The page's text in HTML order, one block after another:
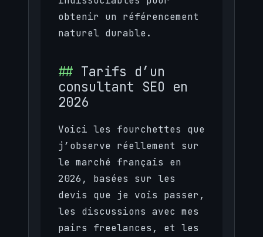
obtenir un référencement
naturel durable.
Tarifs d’un
consultant SEO en
2026
Voici les fourchettes que
j’observe réellement sur
le marché français en
2026, basées sur les
devis que je vois passer,
les discussions avec mes
pairs freelances, et les